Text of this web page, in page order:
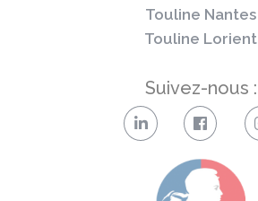
Touline Nantes
Touline Lorient
Suivez-nous :